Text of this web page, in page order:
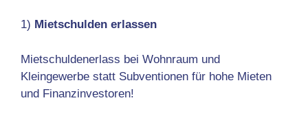
1) Mietschulden erlassen
Mietschuldenerlass bei Wohnraum und
Kleingewerbe statt Subventionen für hohe Mieten
und Finanzinvestoren!